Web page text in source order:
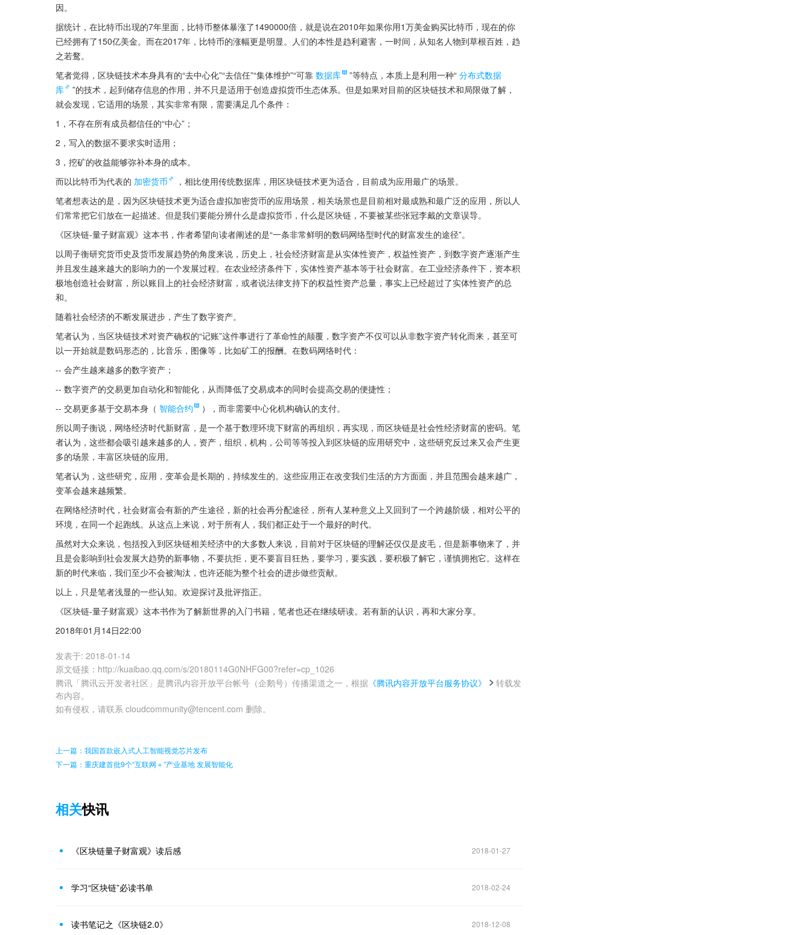
因。
据统计，在比特币出现的7年里面，比特币整体暴涨了1490000倍，就是说在2010年如果你用1万美金购买比特币，现在的你
已经拥有了150亿美金。而在2017年，比特币的涨幅更是明显。人们的本性是趋利避害，一时间，从知名人物到草根百姓，趋
之若鹜。
笔者觉得，区块链技术本身具有的“去中心化”“去信任”“集体维护”“可靠 数据库 ”等特点，本质上是利用一种“ 分布式数据
库
”的技术，起到储存信息的作用，并不只是适用于创造虚拟货币生态体系。但是如果对目前的区块链技术和局限做了解，
就会发现，它适用的场景，其实非常有限，需要满足几个条件：
1，不存在所有成员都信任的“中心”；
2，写入的数据不要求实时适用；
3，挖矿的收益能够弥补本身的成本。
而以比特币为代表的 加密货币
，相比使用传统数据库，用区块链技术更为适合，目前成为应用最广的场景。
笔者想表达的是，因为区块链技术更为适合虚拟加密货币的应用场景，相关场景也是目前相对最成熟和最广泛的应用，所以人
们常常把它们放在一起描述。但是我们要能分辨什么是虚拟货币，什么是区块链，不要被某些张冠李戴的文章误导。
《区块链-量子财富观》这本书，作者希望向读者阐述的是“一条非常鲜明的数码网络型时代的财富发生的途径”。
以周子衡研究货币史及货币发展趋势的角度来说，历史上，社会经济财富是从实体性资产，权益性资产，到数字资产逐渐产生
并且发生越来越大的影响力的一个发展过程。在农业经济条件下，实体性资产基本等于社会财富。在工业经济条件下，资本积
极地创造社会财富，所以账目上的社会经济财富，或者说法律支持下的权益性资产总量，事实上已经超过了实体性资产的总
和。
随着社会经济的不断发展进步，产生了数字资产。
笔者认为，当区块链技术对资产确权的“记账”这件事进行了革命性的颠覆，数字资产不仅可以从非数字资产转化而来，甚至可
以一开始就是数码形态的，比音乐，图像等，比如矿工的报酬。在数码网络时代：
-- 会产生越来越多的数字资产；
-- 数字资产的交易更加自动化和智能化，从而降低了交易成本的同时会提高交易的便捷性；
-- 交易更多基于交易本身（ 智能合约
），而非需要中心化机构确认的支付。
所以周子衡说，网络经济时代新财富，是一个基于数理环境下财富的再组织，再实现，而区块链是社会性经济财富的密码。笔
者认为，这些都会吸引越来越多的人，资产，组织，机构，公司等等投入到区块链的应用研究中，这些研究反过来又会产生更
多的场景，丰富区块链的应用。
笔者认为，这些研究，应用，变革会是长期的，持续发生的。这些应用正在改变我们生活的方方面面，并且范围会越来越广，
变革会越来越频繁。
在网络经济时代，社会财富会有新的产生途径，新的社会再分配途径，所有人某种意义上又回到了一个跨越阶级，相对公平的
环境，在同一个起跑线。从这点上来说，对于所有人，我们都正处于一个最好的时代。
虽然对大众来说，包括投入到区块链相关经济中的大多数人来说，目前对于区块链的理解还仅仅是皮毛，但是新事物来了，并
且是会影响到社会发展大趋势的新事物，不要抗拒，更不要盲目狂热，要学习，要实践，要积极了解它，谨慎拥抱它。这样在
新的时代来临，我们至少不会被淘汰，也许还能为整个社会的进步做些贡献。
以上，只是笔者浅显的一些认知。欢迎探讨及批评指正。
《区块链-量子财富观》这本书作为了解新世界的入门书籍，笔者也还在继续研读。若有新的认识，再和大家分享。
2018年01月14日22:00
发表于: 2018-01-14
原文链接 ： http://kuaibao.qq.com/s/20180114G0NHFG00?refer=cp_1026
腾讯「腾讯云开发者社区」是腾讯内容开放平台帐号（企鹅号）传播渠道之一，根据 《腾讯内容开放平台服务协议》
转载发
布内容。
如有侵权，请联系 cloudcommunity@tencent.com 删除。
上一篇：我国首款嵌入式人工智能视觉芯片发布
下一篇：重庆建首批9个“互联网＋”产业基地 发展智能化
相关快讯
《区块链量子财富观》读后感 2018-01-27
学习“区块链”必读书单 2018-02-24
读书笔记之《区块链2.0》 2018-12-08